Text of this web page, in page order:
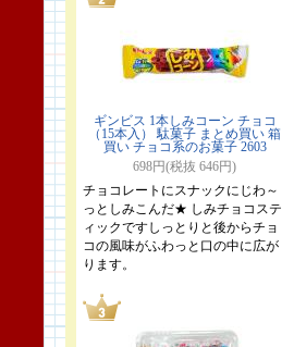
ギンビス 1本しみコーン チョコ
（15本入） 駄菓子 まとめ買い 箱
買い チョコ系のお菓子 2603
698円(税抜 646円)
チョコレートにスナックにじわ～
っとしみこんだ★ しみチョコステ
ィックですしっとりと後からチョ
コの風味がふわっと口の中に広が
ります。